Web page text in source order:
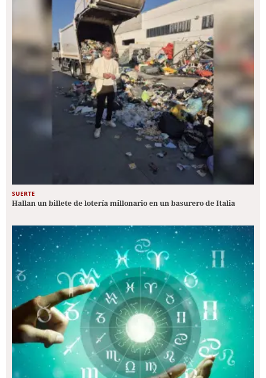
SUERTE
Hallan un billete de lotería millonario en un basurero de Italia